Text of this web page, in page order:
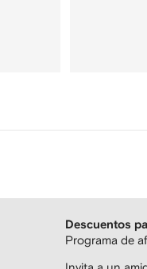
Descuentos
Programa de